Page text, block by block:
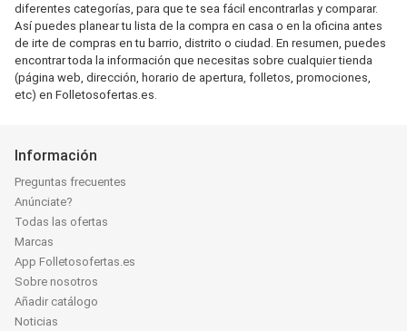
diferentes categorías, para que te sea fácil encontrarlas y comparar.
Así puedes planear tu lista de la compra en casa o en la oficina antes
de irte de compras en tu barrio, distrito o ciudad. En resumen, puedes
encontrar toda la información que necesitas sobre cualquier tienda
(página web, dirección, horario de apertura, folletos, promociones,
etc) en Folletosofertas.es.
Información
Preguntas frecuentes
Anúnciate?
Todas las ofertas
Marcas
App Folletosofertas.es
Sobre nosotros
Añadir catálogo
Noticias